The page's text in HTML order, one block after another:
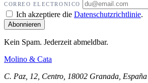
CORREO ELECTRONICO
Ich akzeptiere die Datenschutzrichtlinie.
Kein Spam. Jederzeit abmeldbar.
Molino & Cata
C. Paz, 12, Centro, 18002 Granada, España